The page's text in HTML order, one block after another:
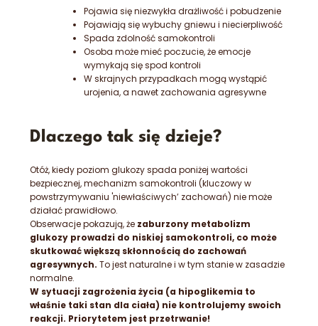
Pojawia się niezwykła drażliwość i pobudzenie
Pojawiają się wybuchy gniewu i niecierpliwość
Spada zdolność samokontroli
Osoba może mieć poczucie, że emocje
wymykają się spod kontroli
W skrajnych przypadkach mogą wystąpić
urojenia, a nawet zachowania agresywne
Dlaczego tak się dzieje?
Otóż, kiedy poziom glukozy spada poniżej wartości
bezpiecznej, mechanizm samokontroli (kluczowy w
powstrzymywaniu 'niewłaściwych’ zachowań) nie może
działać prawidłowo.
Obserwacje pokazują, że zaburzony metabolizm
glukozy prowadzi do niskiej samokontroli, co może
skutkować większą skłonnością do zachowań
agresywnych. To jest naturalne i w tym stanie w zasadzie
normalne.
W sytuacji zagrożenia życia (a hipoglikemia to
właśnie taki stan dla ciała) nie kontrolujemy swoich
reakcji. Priorytetem jest przetrwanie!